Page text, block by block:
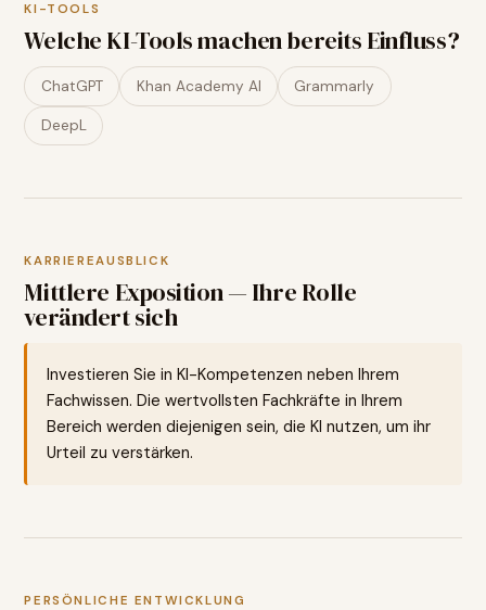
KI-TOOLS
Welche KI-Tools machen bereits Einfluss?
ChatGPT Khan Academy AI Grammarly
DeepL
KARRIEREAUSBLICK
Mittlere Exposition — Ihre Rolle
verändert sich
Investieren Sie in KI-Kompetenzen neben Ihrem
Fachwissen. Die wertvollsten Fachkräfte in Ihrem
Bereich werden diejenigen sein, die KI nutzen, um ihr
Urteil zu verstärken.
PERSÖNLICHE ENTWICKLUNG